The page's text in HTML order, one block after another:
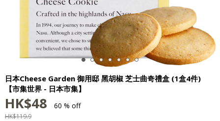
日本Cheese Garden 御用邸 黑胡椒 芝士曲奇禮盒 (1盒4件)
【市集世界 - 日本市集】
HK$48 60 % off
HK$119.9